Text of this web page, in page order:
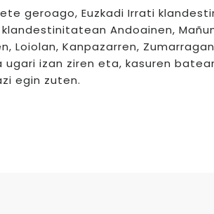
geroago, Euzkadi Irrati
Andoainen,
Loiolan, Kanpazarren,
ugari izan ziren eta, kasuren
egin zuten.